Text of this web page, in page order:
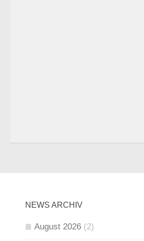
NEWS ARCHIV
August 2026 (2)